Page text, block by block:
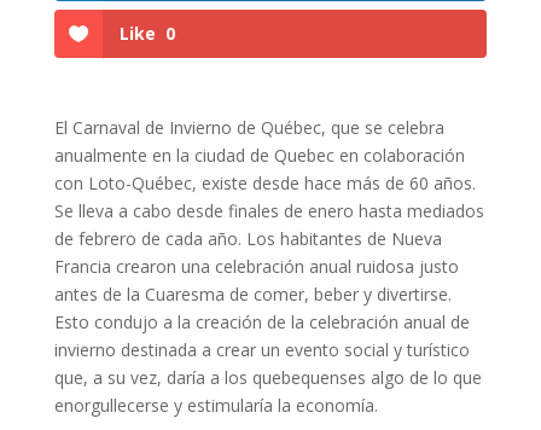
Like 0
El Carnaval de Invierno de Québec, que se celebra
anualmente en la ciudad de Quebec en colaboración
con Loto-Québec, existe desde hace más de 60 años.
Se lleva a cabo desde finales de enero hasta mediados
de febrero de cada año. Los habitantes de Nueva
Francia crearon una celebración anual ruidosa justo
antes de la Cuaresma de comer, beber y divertirse.
Esto condujo a la creación de la celebración anual de
invierno destinada a crear un evento social y turístico
que, a su vez, daría a los quebequenses algo de lo que
enorgullecerse y estimularía la economía.